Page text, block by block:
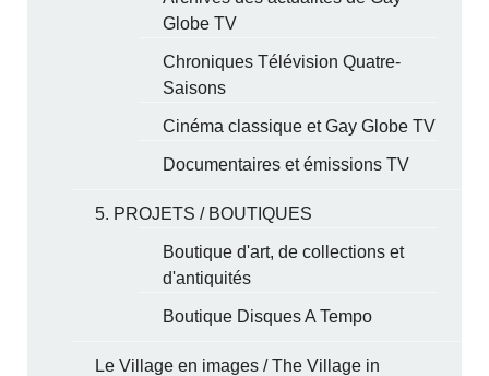
Globe TV
Chroniques Télévision Quatre-
Saisons
Cinéma classique et Gay Globe TV
Documentaires et émissions TV
5. PROJETS / BOUTIQUES
Boutique d'art, de collections et
d'antiquités
Boutique Disques A Tempo
Le Village en images / The Village in